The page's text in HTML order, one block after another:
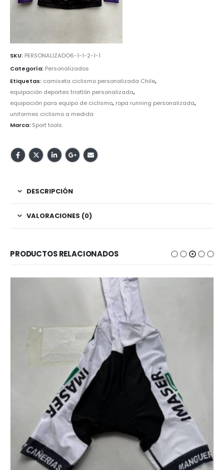
SKU: PERSONALIZADO6-1-1-2-1-1
Categoría: Personalizados
Etiquetas: camiseta ciclismo personalizada Chile,
equipación deportes triatlón personalizada,
equipación para equipo de ciclismo, ropa running personalizada,
uniformes ciclismo a medida
Marca: Sport tools
DESCRIPCIÓN
VALORACIONES (0)
PRODUCTOS RELACIONADOS